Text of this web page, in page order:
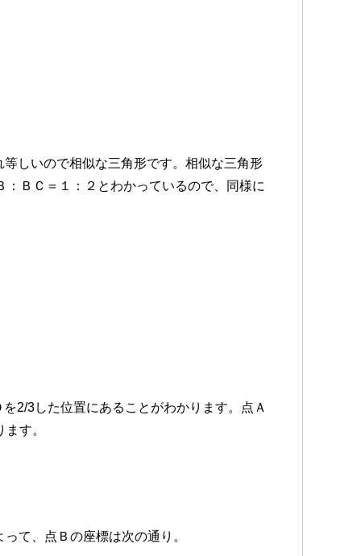
しいので相似な三角形です。相似な三角形
ＢＣ＝１：２とわかっているので、同様に
を2/3した位置にあることがわかります。点Ａ
す。
て、点Ｂの座標は次の通り。